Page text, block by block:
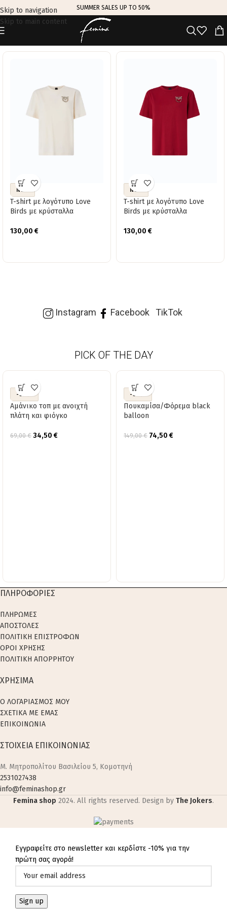
Skip to navigation
Skip to main content
SUMMER SALES UP TO 50%
TRENDING THIS WEEK
NEW
T-shirt με λογότυπο Love
Birds με κρύσταλλα
130,00 €
NEW
T-shirt με λογότυπο Love
Birds με κρύσταλλα
130,00 €
Instagram Facebook TikTok
PICK OF THE DAY
-50%
Αμάνικο τοπ με ανοιχτή
πλάτη και φιόγκο
69,00€ 34,50 €
-50%
Πουκαμίσα/Φόρεμα black
balloon
149,00€ 74,50 €
ΠΛΗΡΟΦΟΡΙΕΣ
ΠΛΗΡΩΜΕΣ
ΑΠΟΣΤΟΛΕΣ
ΠΟΛΙΤΙΚΗ ΕΠΙΣΤΡΟΦΩΝ
ΟΡΟΙ ΧΡΗΣΗΣ
ΠΟΛΙΤΙΚΗ ΑΠΟΡΡΗΤΟΥ
ΧΡΗΣΙΜΑ
Ο ΛΟΓΑΡΙΑΣΜΟΣ ΜΟΥ
ΣΧΕΤΙΚΑ ΜΕ ΕΜΑΣ
ΕΠΙΚΟΙΝΩΝΙΑ
ΣΤΟΙΧΕΙΑ ΕΠΙΚΟΙΝΩΝΙΑΣ
M. Μητροπολίτου Βασιλείου 5, Κομοτηνή
2531027438
info@feminashop.gr
Femina shop 2024. All rights reserved. Design by The Jokers.
Εγγραφείτε στο newsletter και κερδίστε -10% για την
πρώτη σας αγορά!